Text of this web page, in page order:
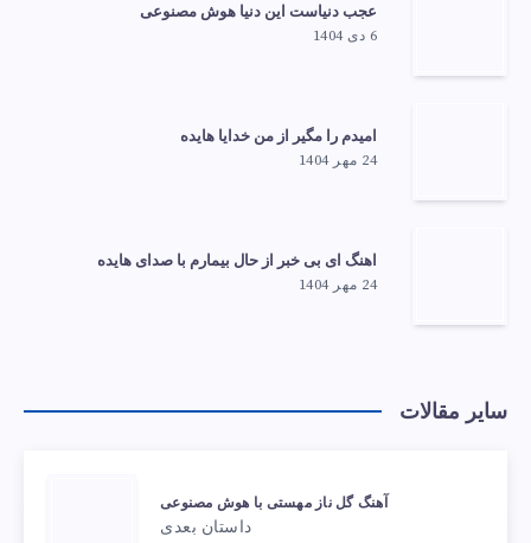
عجب دنیاست این دنیا هوش مصنوعی
6 دی 1404
امیدم را مگیر از من خدایا هایده
24 مهر 1404
اهنگ ای بی خبر از حال بیمارم با صدای هایده
24 مهر 1404
سایر مقالات
آهنگ گل ناز مهستی با هوش مصنوعی
داستان بعدی